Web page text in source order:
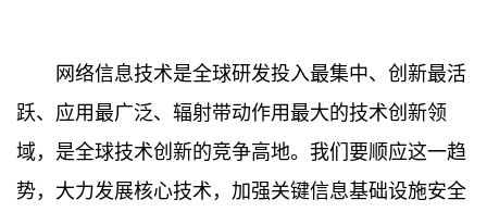
网络信息技术是全球研发投入最集中、创新最活
跃、应用最广泛、辐射带动作用最大的技术创新领
域，是全球技术创新的竞争高地。我们要顺应这一趋
势，大力发展核心技术，加强关键信息基础设施安全